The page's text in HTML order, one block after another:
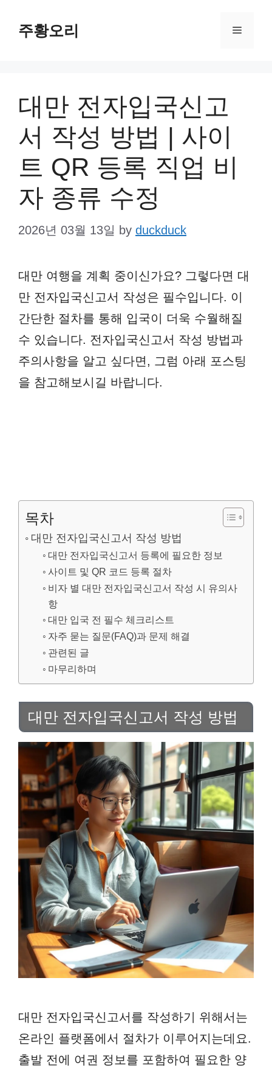
주황오리 Menu
대만 전자입국신고
서 작성 방법 | 사이
트 QR 등록 직업 비
자 종류 수정
2026년 03월 13일 by duckduck
대만 여행을 계획 중이신가요? 그렇다면 대
만 전자입국신고서 작성은 필수입니다. 이
간단한 절차를 통해 입국이 더욱 수월해질
수 있습니다. 전자입국신고서 작성 방법과
주의사항을 알고 싶다면, 그럼 아래 포스팅
을 참고해보시길 바랍니다.
목차
대만 전자입국신고서 작성 방법
대만 전자입국신고서 등록에 필요한 정보
사이트 및 QR 코드 등록 절차
비자 별 대만 전자입국신고서 작성 시 유의사
항
대만 입국 전 필수 체크리스트
자주 묻는 질문(FAQ)과 문제 해결
관련된 글
마무리하며
대만 전자입국신고서 작성 방법
대만 전자입국신고서를 작성하기 위해서는
온라인 플랫폼에서 절차가 이루어지는데요.
출발 전에 여권 정보를 포함하여 필요한 양